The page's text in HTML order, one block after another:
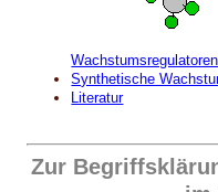
Wachstumsregulatoren
Synthetische
Literatur
Zur